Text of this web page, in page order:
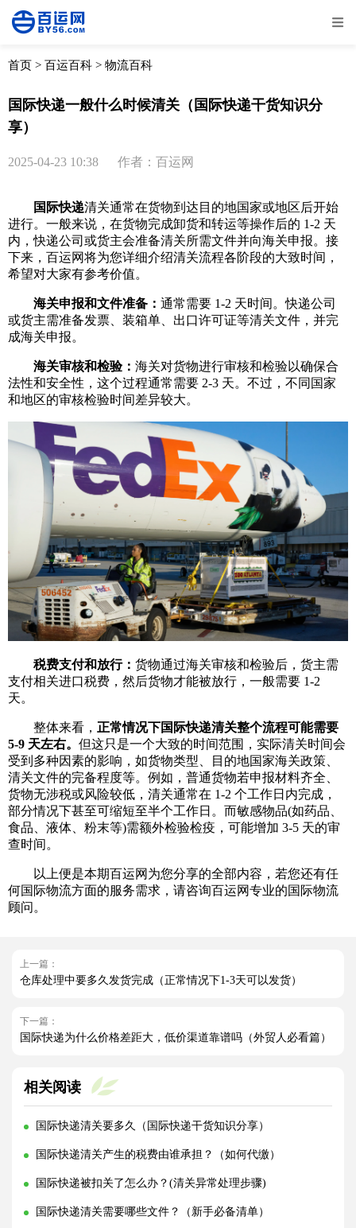
全部 物流资讯
首页 > 百运百科 > 物流百科
国际快递一般什么时候清关（国际快递干货知识分
享）
2025-04-23 10:38 作者：百运网
国际快递清关通常在货物到达目的地国家或地区后开始
进行。一般来说，在货物完成卸货和转运等操作后的 1-2 天
内，快递公司或货主会准备清关所需文件并向海关申报。接
下来，百运网将为您详细介绍清关流程各阶段的大致时间，
希望对大家有参考价值。
海关申报和文件准备： 通常需要 1-2 天时间。快递公司
或货主需准备发票、装箱单、出口许可证等清关文件，并完
成海关申报。
海关审核和检验： 海关对货物进行审核和检验以确保合
法性和安全性，这个过程通常需要 2-3 天。不过，不同国家
和地区的审核检验时间差异较大。
税费支付和放行： 货物通过海关审核和检验后，货主需
支付相关进口税费，然后货物才能被放行，一般需要 1-2
天。
整体来看， 正常情况下国际快递清关整个流程可能需要
5-9 天左右。 但这只是一个大致的时间范围，实际清关时间会
受到多种因素的影响，如货物类型、目的地国家海关政策、
清关文件的完备程度等。例如，普通货物若申报材料齐全、
货物无涉税或风险较低，清关通常在 1-2 个工作日内完成，
部分情况下甚至可缩短至半个工作日。而敏感物品(如药品、
食品、液体、粉末等)需额外检验检疫，可能增加 3-5 天的审
查时间。
以上便是本期百运网为您分享的全部内容，若您还有任
何国际物流方面的服务需求，请咨询百运网专业的国际物流
顾问。
上一篇：
仓库处理中要多久发货完成（正常情况下1-3天可以发货）
下一篇：
国际快递为什么价格差距大，低价渠道靠谱吗（外贸人必看篇）
相关阅读
国际快递清关要多久（国际快递干货知识分享）
国际快递清关产生的税费由谁承担？（如何代缴）
国际快递被扣关了怎么办？(清关异常处理步骤)
国际快递清关需要哪些文件？（新手必备清单）